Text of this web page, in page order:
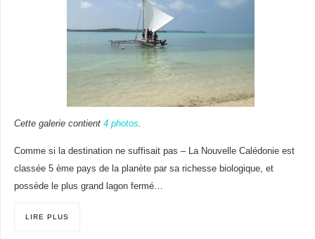
Cette galerie contient 4 photos.
Comme si la destination ne suffisait pas – La Nouvelle Calédonie est
classée 5 ème pays de la planète par sa richesse biologique, et
possède le plus grand lagon fermé…
LIRE PLUS